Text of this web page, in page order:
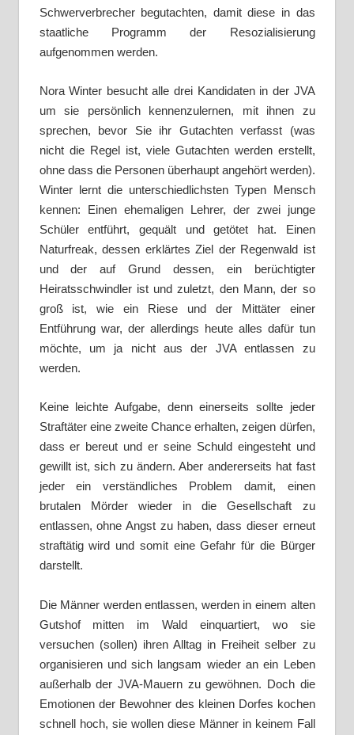
Schwerverbrecher begutachten, damit diese in das
staatliche Programm der Resozialisierung
aufgenommen werden.
Nora Winter besucht alle drei Kandidaten in der JVA
um sie persönlich kennenzulernen, mit ihnen zu
sprechen, bevor Sie ihr Gutachten verfasst (was
nicht die Regel ist, viele Gutachten werden erstellt,
ohne dass die Personen überhaupt angehört werden).
Winter lernt die unterschiedlichsten Typen Mensch
kennen: Einen ehemaligen Lehrer, der zwei junge
Schüler entführt, gequält und getötet hat. Einen
Naturfreak, dessen erklärtes Ziel der Regenwald ist
und der auf Grund dessen, ein berüchtigter
Heiratsschwindler ist und zuletzt, den Mann, der so
groß ist, wie ein Riese und der Mittäter einer
Entführung war, der allerdings heute alles dafür tun
möchte, um ja nicht aus der JVA entlassen zu
werden.
Keine leichte Aufgabe, denn einerseits sollte jeder
Straftäter eine zweite Chance erhalten, zeigen dürfen,
dass er bereut und er seine Schuld eingesteht und
gewillt ist, sich zu ändern. Aber andererseits hat fast
jeder ein verständliches Problem damit, einen
brutalen Mörder wieder in die Gesellschaft zu
entlassen, ohne Angst zu haben, dass dieser erneut
straftätig wird und somit eine Gefahr für die Bürger
darstellt.
Die Männer werden entlassen, werden in einem alten
Gutshof mitten im Wald einquartiert, wo sie
versuchen (sollen) ihren Alltag in Freiheit selber zu
organisieren und sich langsam wieder an ein Leben
außerhalb der JVA-Mauern zu gewöhnen. Doch die
Emotionen der Bewohner des kleinen Dorfes kochen
schnell hoch, sie wollen diese Männer in keinem Fall